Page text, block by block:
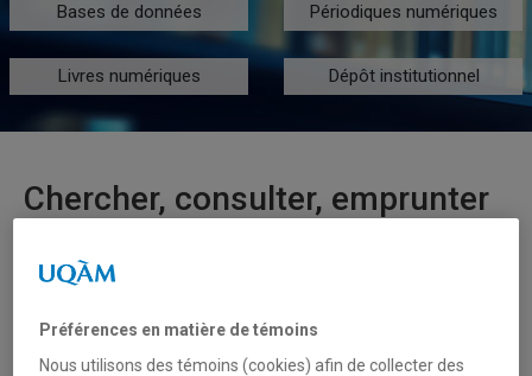
Bases de données Périodiques numériques
Livres numériques Dépôt institutionnel
Chercher, consulter, emprunter
Trouvez les documents et ressources dont
des bibliothèques, empruntez du matériel,
Préférences en matière de témoins
Nous utilisons des témoins (cookies) afin de collecter des